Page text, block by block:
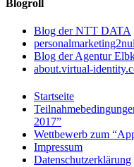
Blogroll
Blog der NTT DATA
Blog der Agentur
about.virtual-
Startseite
2017”
Wettbewerb zum
Impressum
Datenschutzerklärung